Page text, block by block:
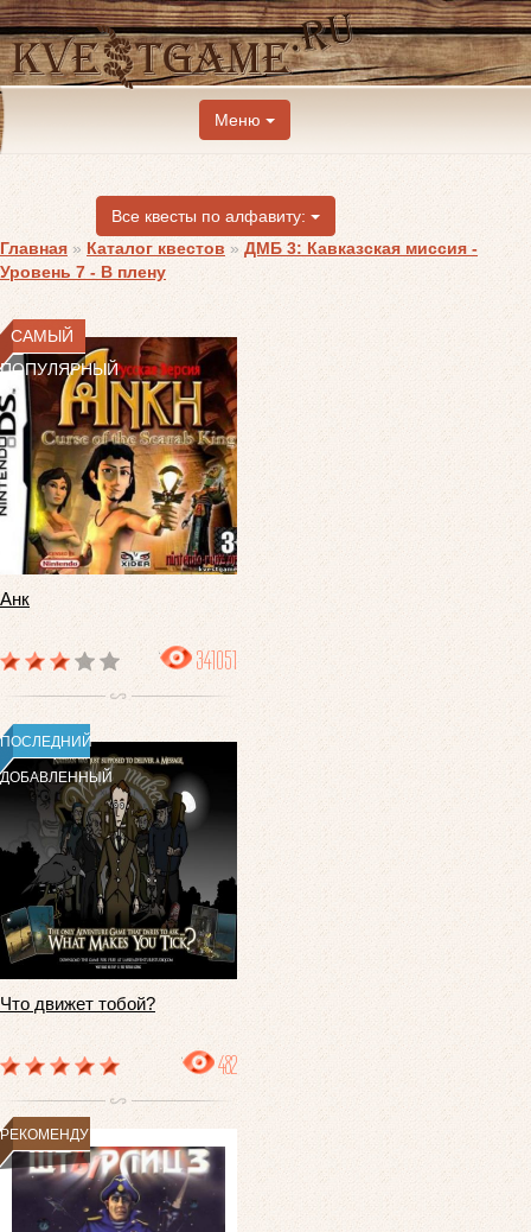
Меню
Все квесты по алфавиту:
Главная » Каталог квестов » ДМБ 3: Кавказская миссия -
Уровень 7 - В плену
САМЫЙ
ПОПУЛЯРНЫЙ
Анк
341051
ПОСЛЕДНИЙ
ДОБАВЛЕННЫЙ
Что движет тобой?
482
РЕКОМЕНДУЕМ